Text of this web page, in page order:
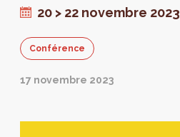
20 > 22 novembre 2023
Conférence
17 novembre 2023